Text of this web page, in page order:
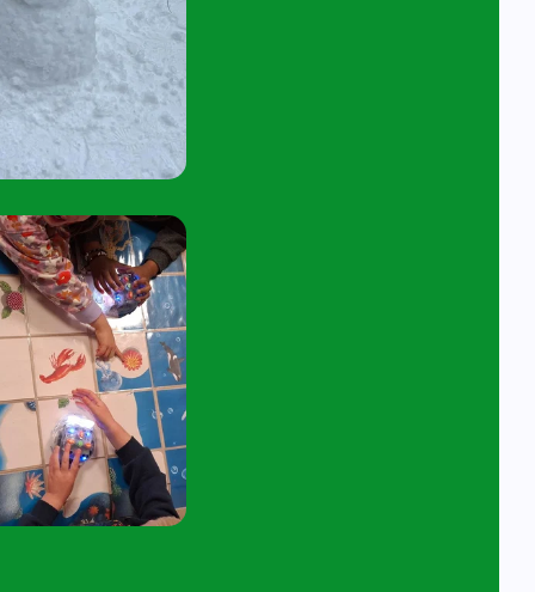
kijk- en speelochtend op woensdag 7
een e-mail aan